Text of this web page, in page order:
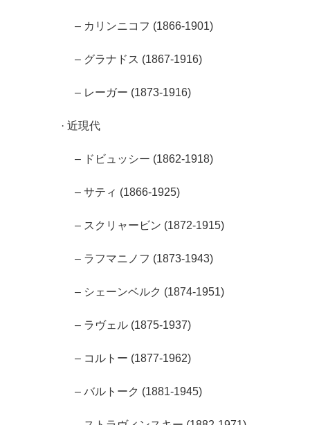
– カリンニコフ (1866-1901)
– グラナドス (1867-1916)
– レーガー (1873-1916)
· 近現代
– ドビュッシー (1862-1918)
– サティ (1866-1925)
– スクリャービン (1872-1915)
– ラフマニノフ (1873-1943)
– シェーンベルク (1874-1951)
– ラヴェル (1875-1937)
– コルトー (1877-1962)
– バルトーク (1881-1945)